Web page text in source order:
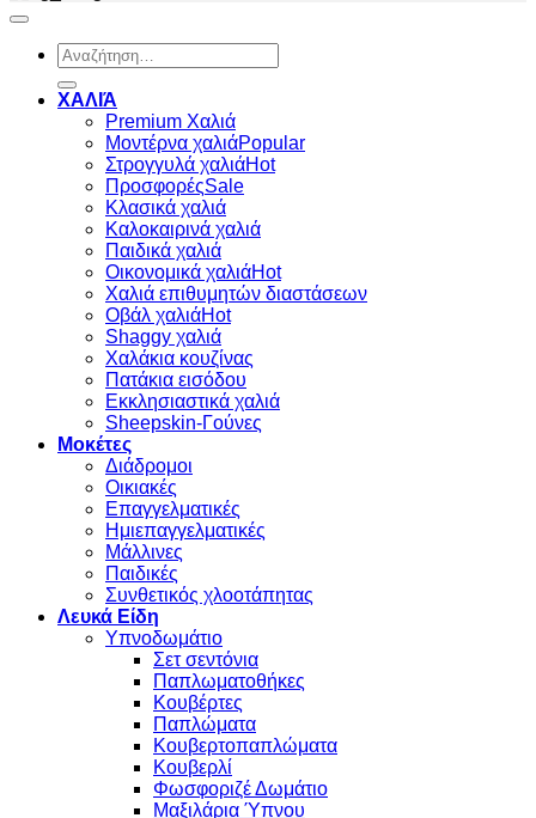
Αναζήτηση
για:
ΧΑΛΙΆ
Premium Χαλιά
Μοντέρνα χαλιά
Στρογγυλά χαλιά
Προσφορές
Κλασικά χαλιά
Καλοκαιρινά χαλιά
Παιδικά χαλιά
Οικονομικά χαλιά
Χαλιά επιθυμητών διαστάσεων
Οβάλ χαλιά
Shaggy χαλιά
Χαλάκια κουζίνας
Πατάκια εισόδου
Εκκλησιαστικά χαλιά
Sheepskin-Γούνες
Μοκέτες
Διάδρομοι
Οικιακές
Επαγγελματικές
Ημιεπαγγελματικές
Μάλλινες
Παιδικές
Συνθετικός χλοοτάπητας
Λευκά Είδη
Υπνοδωμάτιο
Σετ σεντόνια
Παπλωματοθήκες
Κουβέρτες
Παπλώματα
Κουβερτοπαπλώματα
Κουβερλί
Φωσφοριζέ Δωμάτιο
Μαξιλάρια Ύπνου